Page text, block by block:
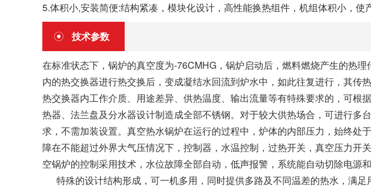
5.体积小,安装简便:结构紧凑，模块化设计，高性能换热组件，机组体积小，使
技术参数
在标准状态下，锅炉的真空度为-76CMHG，锅炉启动后，燃料燃烧产生的热
内的热交换器进行热交换后，变成凝结水回流到炉水中，如此往复进行，其
热交换器内工作介质、用途差异、供热温度、输出流量等有特殊要求的，可
热器、法兰盘及分水器设计制造成全部不锈钢。对于较大供热场合，可进行
求，不需加装设置。真空热水锅炉在运行的过程中，炉体的内部压力，始终
障在不能超过外界大气压情况下，控制器，水温控制，过热开关，真空压力
空锅炉的控制采用技术，水位故障全部自动，低声报警，系统能自动切除电源
特殊的设计结构形成，可一机多用，同时提供多路及不同温差的热水，满